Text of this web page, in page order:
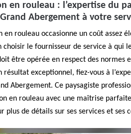
en rouleau : l’expertise du
Abergement à votre
en rouleau occasionne un coût assez
choisir le fournisseur de service à qui
être opérée en respect des normes
résultat exceptionnel, fiez-vous à
Abergement. Ce paysagiste
en rouleau avec une maîtrise
plus de détails sur ses services et ses